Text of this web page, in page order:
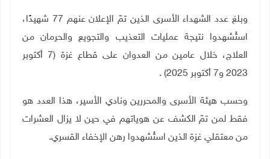
وبلغ عدد الشهداء الأسرى الذين تمّ الإعلان عنهم 77 شهيدًا،
استُشهدوا نتيجة عمليات التعذيب والتجويع والحرمان من
العلاج، خلال عامين من العدوان على قطاع غزة (7 أكتوبر
2023 و7 أكتوبر 2025)
.
وحسب هيئة الأسرى والمحررين ونادي الأسير، هذا العدد هو
فقط لمن تمّ الكشف عن هوياتهم في حين لا يزال العشرات
من معتقلي غزة الذين استُشهدوا رهن الإخفاء القسري.